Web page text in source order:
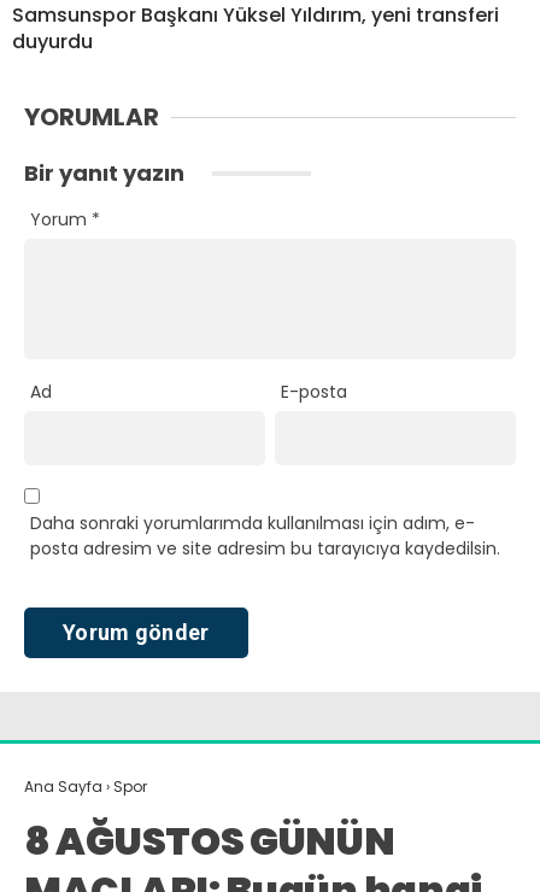
Samsunspor Başkanı Yüksel Yıldırım, yeni transferi
duyurdu
YORUMLAR
Bir yanıt yazın
Yorum *
Ad E-posta
Daha sonraki yorumlarımda kullanılması için adım, e-
posta adresim ve site adresim bu tarayıcıya kaydedilsin.
Ana Sayfa › Spor
8 AĞUSTOS GÜNÜN